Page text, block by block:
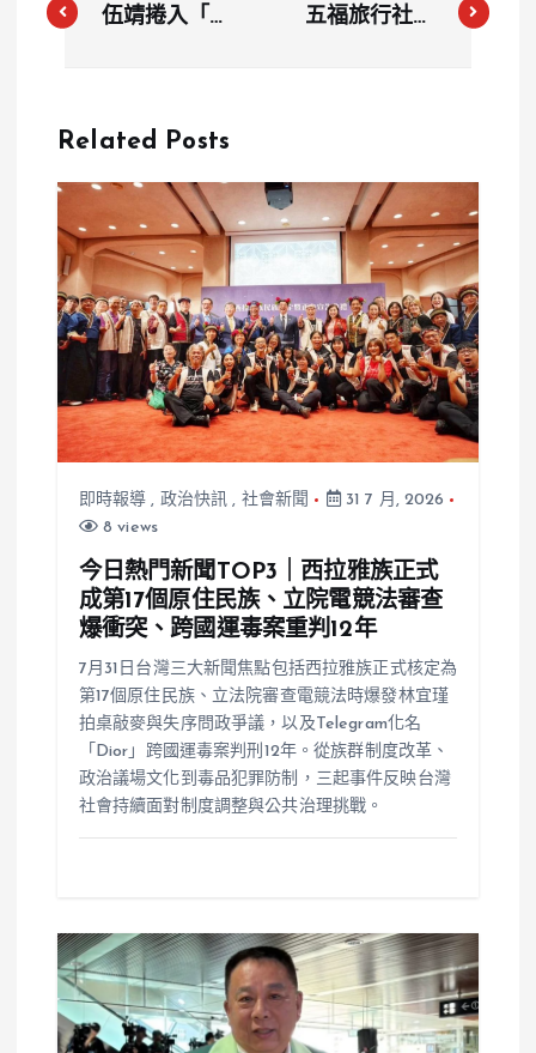
伍靖捲入「餵
環被控免費大
相曝光
五福旅行社怎
駭、已報案
Related Posts
即時報導 , 政治快訊 , 社會新聞
31 7 月, 2026
8 views
今日熱門新聞TOP3｜西拉雅族正式
成第17個原住民族、立院電競法審查
爆衝突、跨國運毒案重判12年
7月31日台灣三大新聞焦點包括西拉雅族正式核定為
第17個原住民族、立法院審查電競法時爆發林宜瑾
拍桌敲麥與失序問政爭議，以及Telegram化名
「Dior」跨國運毒案判刑12年。從族群制度改革、
政治議場文化到毒品犯罪防制，三起事件反映台灣
社會持續面對制度調整與公共治理挑戰。